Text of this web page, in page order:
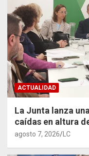
ACTUALIDAD
La Junta lanza
caídas en altura
agosto 7, 2026 LC